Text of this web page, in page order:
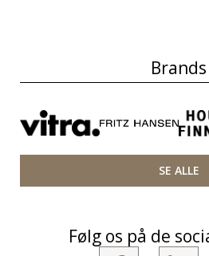
Brands
SE ALLE
Følg os på de